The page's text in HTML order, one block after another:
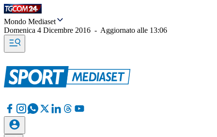
Mondo Mediaset
Domenica 4 Dicembre 2016 - Aggiornato alle 13:06